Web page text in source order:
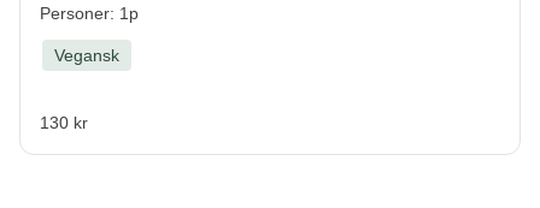
Personer: 1p
Vegansk
130 kr